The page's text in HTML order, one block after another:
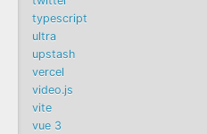
typescript
ultra
upstash
vercel
video.js
vite
vue 3